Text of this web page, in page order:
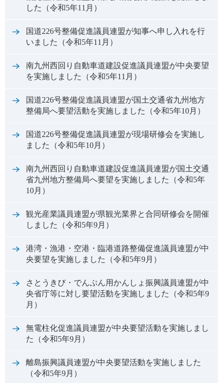
した（令和5年11月）
国道226号整備促進議員連盟が知事へ申し入れを行
いました（令和5年11月）
南九州西回り自動車道建設促進議員連盟が中央要望
を実施しました（令和5年11月）
国道226号整備促進議員連盟が国土交通省九州地方
整備局へ要望活動を実施しました（令和5年10月）
国道226号整備促進議員連盟が現場研修会を実施し
ました（令和5年10月）
南九州西回り自動車道建設促進議員連盟が国土交通
省九州地方整備局へ要望を実施しました（令和5年
10月）
観光産業議員連盟が県観光業界と合同研修会を開催
しました（令和5年9月）
港湾・漁港・空港・臨港道路整備促進議員連盟が中
央要望を実施しました（令和5年9月）
さとうきび・でんぷん用かんしょ振興議員連盟が中
央省庁等に対し要望活動を実施しました（令和5年9
月）
無電柱化促進議員連盟が中央要望活動を実施しまし
た（令和5年9月）
離島振興議員連盟が中央要望活動を実施しました
（令和5年9月）